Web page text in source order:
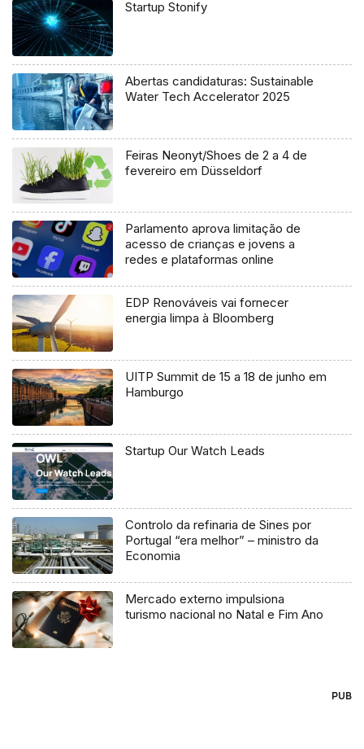
Startup Stonify
Abertas candidaturas: Sustainable
Water Tech Accelerator 2025
Feiras Neonyt/Shoes de 2 a 4 de
fevereiro em Düsseldorf
Parlamento aprova limitação de
acesso de crianças e jovens a
redes e plataformas online
EDP Renováveis vai fornecer
energia limpa à Bloomberg
UITP Summit de 15 a 18 de junho em
Hamburgo
Startup Our Watch Leads
Controlo da refinaria de Sines por
Portugal “era melhor” – ministro da
Economia
Mercado externo impulsiona
turismo nacional no Natal e Fim Ano
PUB